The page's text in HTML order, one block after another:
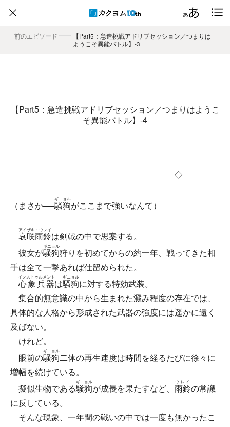
前のエピソード
――
【Part5：急造挑戦アドリブセッション／つまりは
ようこそ異能バトル】-3
【Part5：急造挑戦アドリブセッション／つまりはようこ
そ異能バトル】-4
◇
（まさか──騒狗
ギニョル
がここまで強いなんて）
哀咲雨鈴
アイザキ・ウレイ
は剣戟の中で思案する。
彼女が騒狗
ギニョル
狩りを初めてからの約一年、戦ってきた相
手は全て一撃あれば仕留められた。
心象兵器
インストゥルメント
は騒狗
ギニョル
に対する特効武装。
集合的無意識の中から生まれた澱み程度の存在では、
具体的な人格から形成された武器の強度には遥かに遠く
及ばない。
けれど。
眼前の騒狗
ギニョル
二体の再生速度は時間を経るたびに徐々に
増幅を続けている。
擬似生物である騒狗
ギニョル
が成長を果たすなど、 雨鈴
ウレイ
の常識
に反している。
そんな現象、一年間の戦いの中では一度も無かったこ